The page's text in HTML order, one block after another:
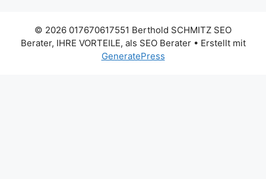
© 2026 017670617551 Berthold SCHMITZ SEO
Berater, IHRE VORTEILE, als SEO Berater• Erstellt mit
GeneratePress